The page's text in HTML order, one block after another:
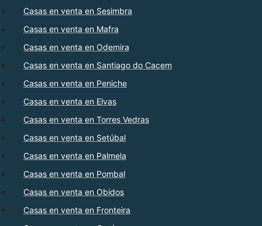
Casas en venta en Sesimbra
Casas en venta en Mafra
Casas en venta en Odemira
Casas en venta en Santiago do Cacem
Casas en venta en Peniche
Casas en venta en Elvas
Casas en venta en Torres Vedras
Casas en venta en Setúbal
Casas en venta en Palmela
Casas en venta en Pombal
Casas en venta en Obidos
Casas en venta en Fronteira